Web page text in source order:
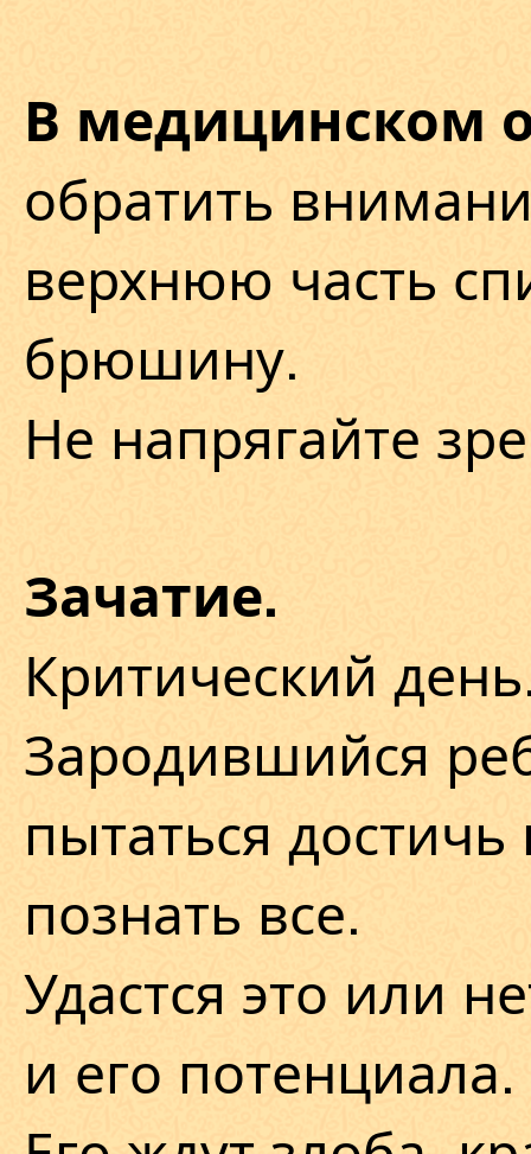
В медицинском
обратить
верхнюю часть
брюшину.
Не напрягайте
Зачатие.
Критический
Зародившийся
пытаться
познать все.
Удастся это или
и его потенциала.